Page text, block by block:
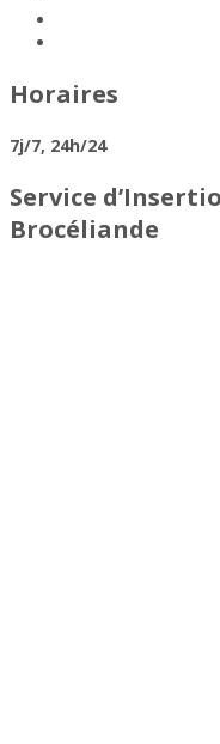
Horaires
7j/7, 24h/24
Service
Brocéliande